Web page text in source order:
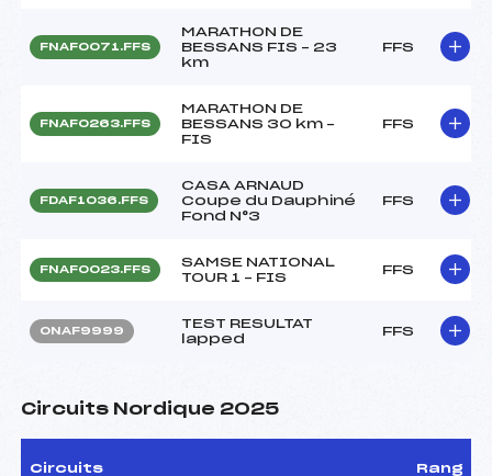
FNAF0071.FFS
MARATHON DE
BESSANS FIS – 23
km
FFS
FNAF0263.FFS
MARATHON DE
BESSANS 30 km –
FIS
FFS
FDAF1036.FFS
CASA ARNAUD
Coupe du Dauphiné
Fond N°3
FFS
FNAF0023.FFS
SAMSE NATIONAL
TOUR 1 – FIS
FFS
ONAF9999
TEST RESULTAT
lapped
FFS
Circuits Nordique 2025
Circuits Rang